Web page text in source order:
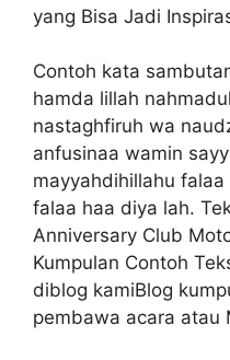
yang Bisa Jadi
Contoh kata
hamda lillah
nastaghfiruh wa
anfusinaa wamin
mayyahdihillahu
falaa haa diya lah.
Anniversary Club
Kumpulan Contoh
diblog kamiBlog
pembawa acara atau